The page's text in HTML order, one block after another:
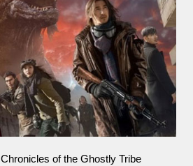
Chronicles of the Ghostly Tribe